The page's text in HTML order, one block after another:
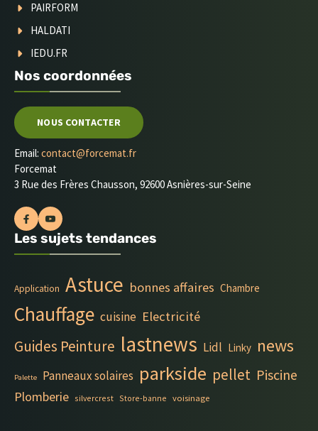
PAIRFORM
HALDATI
IEDU.FR
Nos coordonnées
NOUS CONTACTER
Email: contact@forcemat.fr
Forcemat
3 Rue des Frères Chausson, 92600 Asnières-sur-Seine
Les sujets tendances
Application Astuce bonnes affaires Chambre
Chauffage cuisine Electricité
Guides Peinture lastnews Lidl Linky news
Palette Panneaux solaires parkside pellet Piscine
Plomberie silvercrest Store-banne voisinage